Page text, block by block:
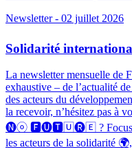
Newsletter- 02 juillet 2026
Solidarité
La newsletter mensuelle de
exhaustive – de l’actualité
des acteurs du
la recevoir, n’hésitez pas à
🅝ⓞ 🅵🅤🆃🅄🅡🄴 ? Focus
les acteurs de la solidarité